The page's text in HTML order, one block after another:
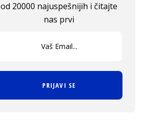
od 20000 najuspešnijih i čitajte
nas prvi
PRIJAVI SE